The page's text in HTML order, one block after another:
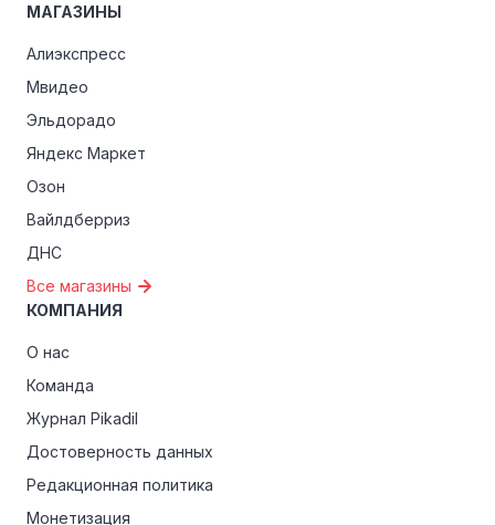
МАГАЗИНЫ
Алиэкспресс
Мвидео
Эльдорадо
Яндекс Маркет
Озон
Вайлдберриз
ДНС
Все магазины
КОМПАНИЯ
О нас
Команда
Журнал Pikadil
Достоверность данных
Редакционная политика
Монетизация